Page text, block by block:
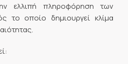
ελλιπή πληροφόρηση των
το οποίο δημιουργεί κλίμα